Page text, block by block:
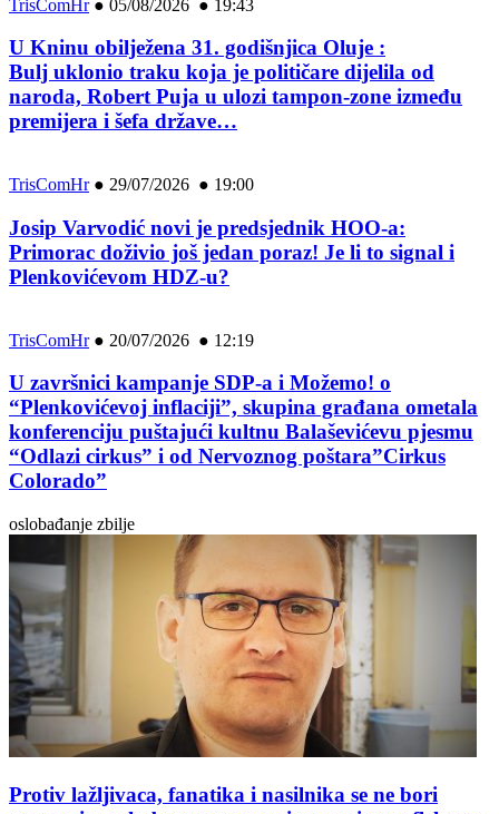
TrisComHr● 05/08/2026 ● 19:43
U Kninu obilježena 31. godišnjica Oluje :
Bulj uklonio traku koja je političare dijelila od
naroda, Robert Puja u ulozi tampon-zone između
premijera i šefa države…
TrisComHr● 29/07/2026 ● 19:00
Josip Varvodić novi je predsjednik HOO-a:
Primorac doživio još jedan poraz! Je li to signal i
Plenkovićevom HDZ-u?
TrisComHr● 20/07/2026 ● 12:19
U završnici kampanje SDP-a i Možemo! o
“Plenkovićevoj inflaciji”, skupina građana ometala
konferenciju puštajući kultnu Balaševićevu pjesmu
“Odlazi cirkus” i od Nervoznog poštara”Cirkus
Colorado”
oslobađanje zbilje
Protiv lažljivaca, fanatika i nasilnika se ne bori